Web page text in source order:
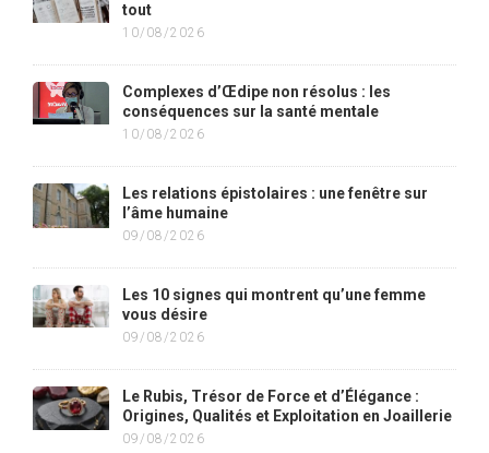
tout
10/08/2026
Complexes d’Œdipe non résolus : les
conséquences sur la santé mentale
10/08/2026
Les relations épistolaires : une fenêtre sur
l’âme humaine
09/08/2026
Les 10 signes qui montrent qu’une femme
vous désire
09/08/2026
Le Rubis, Trésor de Force et d’Élégance :
Origines, Qualités et Exploitation en Joaillerie
09/08/2026